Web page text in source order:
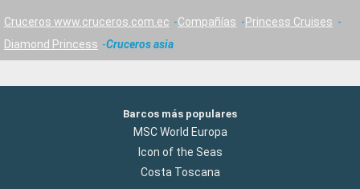
Cruceros www.cruceros.com.ec Compañías
Princess Cruises
Diamond Princess
Cruceros asia
Barcos más populares
MSC World Europa
Icon of the Seas
Costa Toscana